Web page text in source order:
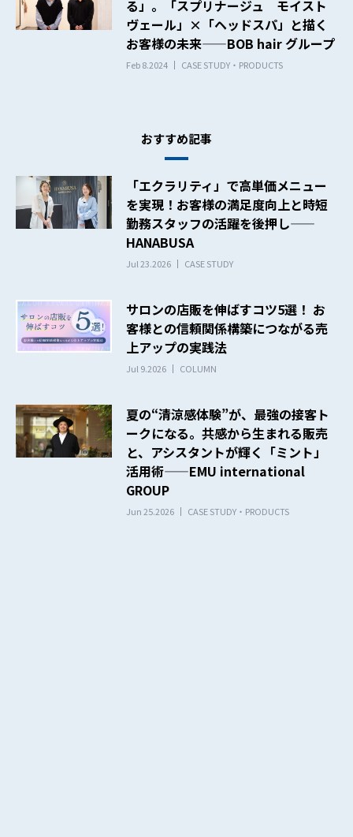
る」。「スプリナージュ モイスト
ヴェール」×「ヘッドスパ」と描く
お客様の未来——BOB hair グループ
Feb 8.2024 CASE STUDY・PRODUCTS
おすすめ記事
「エクラリティ」で高単価メニュー
を実現！お客様の満足度向上と時短
勤務スタッフの活躍を後押し——
HANABUSA
Jul 23.2026 CASE STUDY
サロンの店販を伸ばすコツ5選！ お
客様との信頼関係構築につながる売
上アップの実践法
Jul 9.2026 COLUMN
夏の“清涼感体験”が、最強の接客ト
ークになる。共感から生まれる販売
と、アシスタントが輝く「ミント」
活用術——EMU international
GROUP
Jun 25.2026 CASE STUDY・PRODUCTS